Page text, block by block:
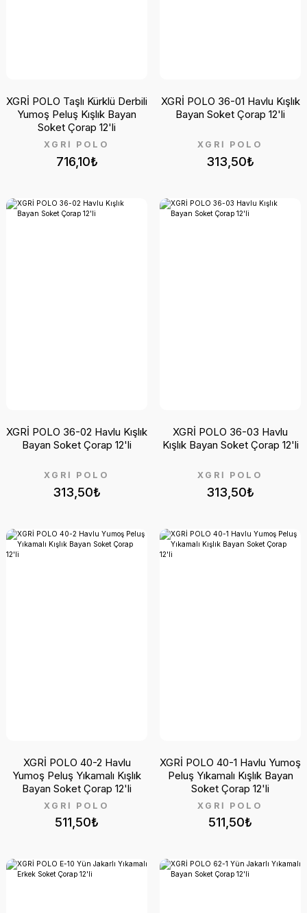
716,10₺
XGRİ POLO
XGRİ POLO Taşlı Kürklü Derbili
Yumoş Peluş Kışlık Bayan
Soket Çorap 12'li
313,50₺
XGRİ POLO
XGRİ POLO 36-01 Havlu Kışlık
Bayan Soket Çorap 12'li
313,50₺
XGRİ POLO
XGRİ POLO 36-02 Havlu Kışlık
Bayan Soket Çorap 12'li
313,50₺
XGRİ POLO
XGRİ POLO 36-03 Havlu
Kışlık Bayan Soket Çorap 12'li
511,50₺
XGRİ POLO
XGRİ POLO 40-2 Havlu
Yumoş Peluş Yıkamalı Kışlık
Bayan Soket Çorap 12'li
511,50₺
XGRİ POLO
XGRİ POLO 40-1 Havlu Yumoş
Peluş Yıkamalı Kışlık Bayan
Soket Çorap 12'li